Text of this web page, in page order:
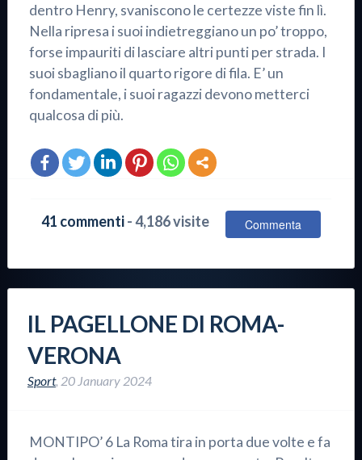
dentro Henry, svaniscono le certezze viste fin lì.
Nella ripresa i suoi indietreggiano un po’ troppo,
forse impauriti di lasciare altri punti per strada. I
suoi sbagliano il quarto rigore di fila. E’ un
fondamentale, i suoi ragazzi devono metterci
qualcosa di più.
41 commenti- 4,186 visite Commenta
IL PAGELLONE DI ROMA-
VERONA
Sport, 20 January 2024
MONTIPO’ 6 La Roma tira in porta due volte e fa